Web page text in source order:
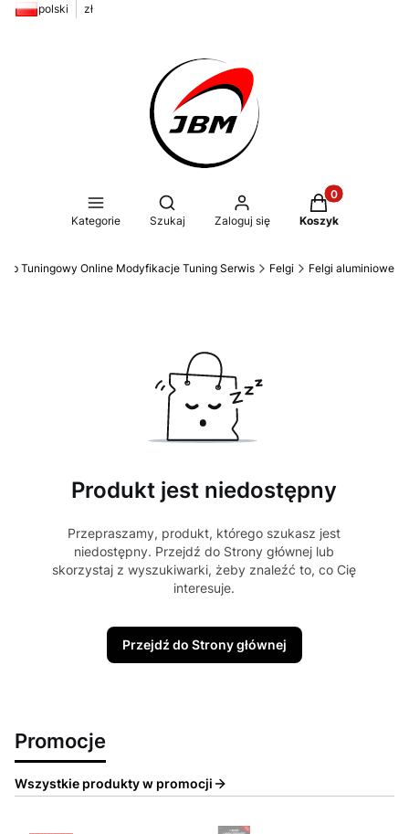
polski zł
Kategorie
Otwórz wyszukiwarkę
Szukaj Zaloguj się
Produkty w
Koszyk
Tuningowy Online Modyfikacje Tuning Serwis Felgi Felgi aluminiowe
Produkt jest niedostępny
Przepraszamy, produkt, którego szukasz jest
niedostępny. Przejdź do Strony głównej lub
skorzystaj z wyszukiwarki, żeby znaleźć to, co Cię
interesuje.
Przejdź do Strony głównej
Promocje
Wszystkie produkty w promocji